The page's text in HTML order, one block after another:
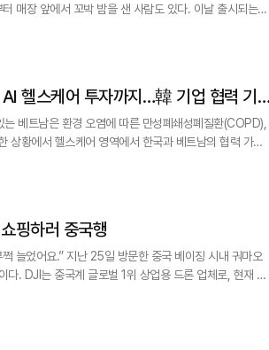
매장 앞에서 꼬박 밤을 샌 사람도 있다. 이날 출시되는
하려는 인파다. 같은 날 미국 뉴욕, 영국 런던, 일본 도쿄
베트남은 환경 오염에 따른 만성폐쇄성폐질환(COPD),
상황에서 헬스케어 영역에서 한국과 베트남의 협력 가능
쇼핑하러 중국행
베이징 시내 궈마오
현재 미
이에서 인기가 높다. 하지만 스마트폰·노트북과 달리 트